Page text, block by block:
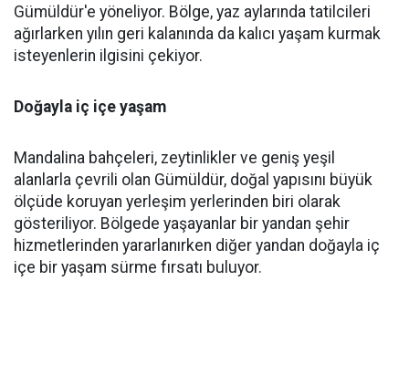
Gümüldür'e yöneliyor. Bölge, yaz aylarında tatilcileri
ağırlarken yılın geri kalanında da kalıcı yaşam kurmak
isteyenlerin ilgisini çekiyor.
Doğayla iç içe yaşam
Mandalina bahçeleri, zeytinlikler ve geniş yeşil
alanlarla çevrili olan Gümüldür, doğal yapısını büyük
ölçüde koruyan yerleşim yerlerinden biri olarak
gösteriliyor. Bölgede yaşayanlar bir yandan şehir
hizmetlerinden yararlanırken diğer yandan doğayla iç
içe bir yaşam sürme fırsatı buluyor.